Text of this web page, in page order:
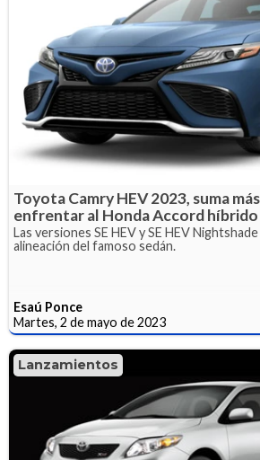
Toyota Camry HEV 2023, suma
enfrentar al Honda Accord híbrido
Las versiones SE HEV y SE HEV
alineación del famoso sedán.
Esaú Ponce
Martes, 2 de mayo de 2023
Lanzamientos